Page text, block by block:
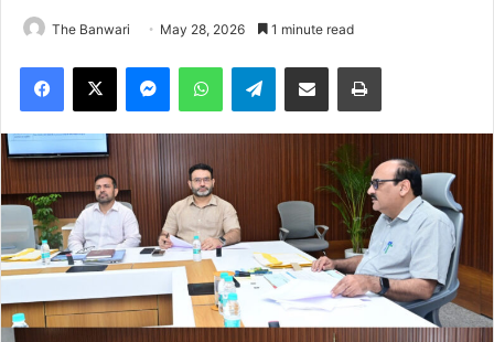
The Banwari May 28, 2026 1 minute read
Facebook
X MessengerWhatsAppTelegramShare via Email Print